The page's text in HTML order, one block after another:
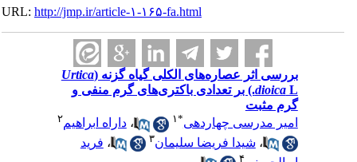
URL:http://jmp.ir/article-۱-۱۶۵-fa.html
بررسی اثر عصاره‌های الکلی گیاه گزنه ( Urtica
dioicaL.) بر تعدادی باکتری‌های گرم منفی و
گرم مثبت
امیر مدرسی چهاردهی*۱ ،داراه ابراهیم۲
،شیدا فریضا سلیمان ،فرید